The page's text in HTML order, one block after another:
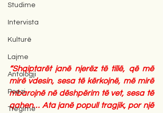
Studime
Intervista
Kulturë
Lajme
Antologji
Poezi
Tregime
“Shqiptarët janë njerëz të tillë, që më
mirë vdesin, sesa të kërkojnë, më mirë
mbarojnë në dëshpërim të vet, sesa të
qahen… Ata janë popull tragjik, por një